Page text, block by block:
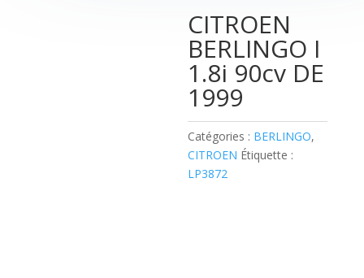
CITROEN
BERLINGO I
1.8i 90cv DE
1999
Catégories : BERLINGO,
CITROEN Étiquette :
LP3872